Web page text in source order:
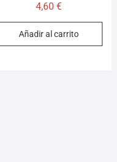
4,60€
Añadir al carrito